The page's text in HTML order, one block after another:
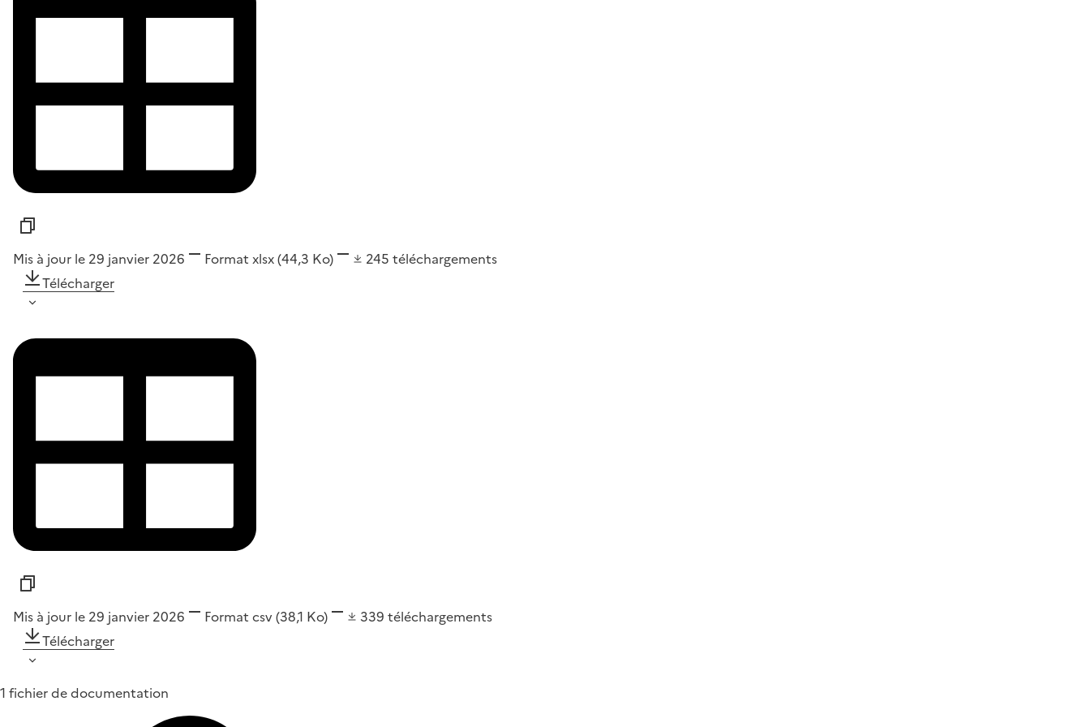
Mis à jour le 29 janvier 2026 Format xlsx(44,3 Ko) 245 téléchargements
Télécharger
Mis à jour le 29 janvier 2026 Format csv(38,1 Ko) 339 téléchargements
Télécharger
1 fichier de documentation